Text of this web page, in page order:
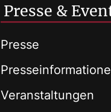
Presse &
Presse
Veranstaltungen